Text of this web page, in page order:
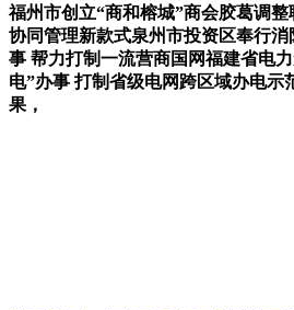
福州市创立“商和榕城”商会胶葛调
协同管理新款式泉州市投资区奉行
事 帮力打制一流营商国网福建省电
电”办事 打制省级电网跨区域办电示
果，